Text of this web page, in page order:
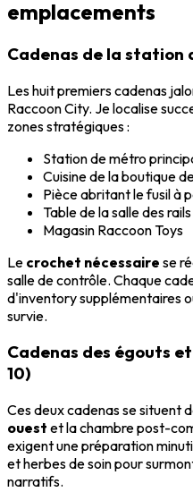
emplacements
Cadenas de la station
Les huit premiers cadenas
Raccoon City. Je localise
zones stratégiques :
Station de métro
Cuisine de la boutique
Pièce abritant le fusil à
Table de la salle des
Magasin Raccoon Toys
Le crochet nécessaire se
salle de contrôle. Chaque
d'inventory supplémentaires
survie.
Cadenas des égouts
10)
Ces deux cadenas se situent
ouest et la chambre post-
exigent une préparation
et herbes de soin pour
narratifs.